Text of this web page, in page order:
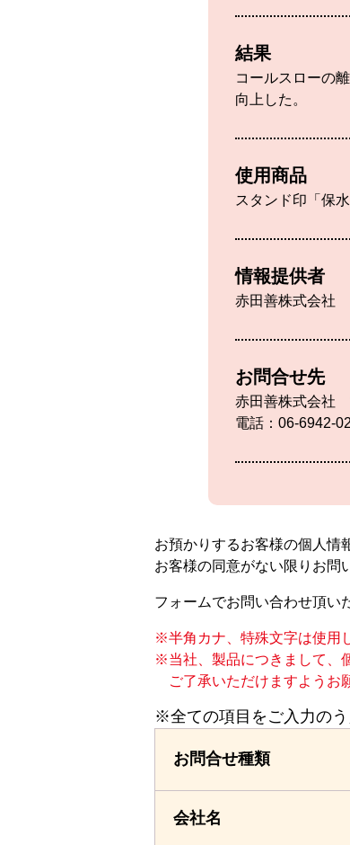
結果
コールスローの
向上した。
使用商品
スタンド印「保
情報提供者
赤田善株式会社
お問合せ先
赤田善株式会社
電話：06-6942-
お預かりするお客様の個人情
お客様の同意がない限りお問
フォームでお問い合わせ頂い
半角カナ、特殊文字は使用
当社、製品につきまして、
ご了承いただけますようお
※全ての項目をご入力のう
お問合せ種類
会社名